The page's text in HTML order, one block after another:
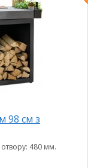
98 см з
480 мм.